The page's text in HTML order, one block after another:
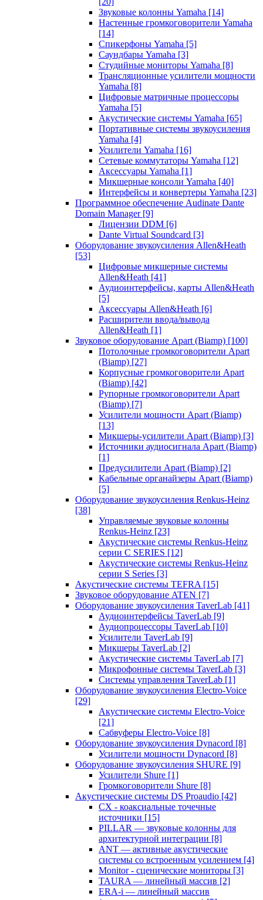
Звуковые колонны Yamaha [14]
Настенные громкоговорители Yamaha
[14]
Спикерфоны Yamaha [5]
Саундбары Yamaha [3]
Студийные мониторы Yamaha [8]
Трансляционные усилители мощности
Yamaha [8]
Цифровые матричные процессоры
Yamaha [5]
Акустические системы Yamaha [65]
Портативные системы звукоусиления
Yamaha [4]
Усилители Yamaha [16]
Сетевые коммутаторы Yamaha [12]
Аксессуары Yamaha [1]
Микшерные консоли Yamaha [40]
Интерфейсы и конвертеры Yamaha [23]
Программное обеспечение Audinate Dante
Domain Manager [9]
Лицензии DDM [6]
Dante Virtual Soundcard [3]
Оборудование звукоусиления Allen&Heath
[53]
Цифровые микшерные системы
Allen&Heath [41]
Аудиоинтерфейсы, карты Allen&Heath
[5]
Аксессуары Allen&Heath [6]
Расширители ввода/вывода
Allen&Heath [1]
Звуковое оборудование Apart (Biamp) [100]
Потолочные громкоговорители Apart
(Biamp) [27]
Корпусные громкоговорители Apart
(Biamp) [42]
Рупорные громкоговорители Apart
(Biamp) [7]
Усилители мощности Apart (Biamp)
[13]
Микшеры-усилители Apart (Biamp) [3]
Источники аудиосигнала Apart (Biamp)
[1]
Предусилители Apart (Biamp) [2]
Кабельные органайзеры Apart (Biamp)
[5]
Оборудование звукоусиления Renkus-Heinz
[38]
Управляемые звуковые колонны
Renkus-Heinz [23]
Акустические системы Renkus-Heinz
серии C SERIES [12]
Акустические системы Renkus-Heinz
серии S Series [3]
Акустические системы TEFRA [15]
Звуковое оборудование ATEN [7]
Оборудование звукоусиления TaverLab [41]
Аудиоинтерфейсы TaverLab [9]
Аудиопроцессоры TaverLab [10]
Усилители TaverLab [9]
Микшеры TaverLab [2]
Акустические системы TaverLab [7]
Микрофонные системы TaverLab [3]
Системы управления TaverLab [1]
Оборудование звукоусиления Electro-Voice
[29]
Акустические системы Electro-Voice
[21]
Сабвуферы Electro-Voice [8]
Оборудование звукоусиления Dynacord [8]
Усилители мощности Dynacord [8]
Оборудование звукоусиления SHURE [9]
Усилители Shure [1]
Громкоговорители Shure [8]
Акустические системы DS Proaudio [42]
CX - коаксиальные точечные
источники [15]
PILLAR — звуковые колонны для
архитектурной интеграции [8]
ANT — активные акустические
системы со встроенным усилением [4]
Monitor - сценические мониторы [3]
TAURA — линейный массив [2]
ERA-i — линейный массив